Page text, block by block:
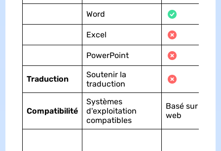
Word
Excel
PowerPoint
Traduction
Soutenir la
traduction
Compatibilité
Systèmes
d'exploitation
compatibles
Basé sur le
web